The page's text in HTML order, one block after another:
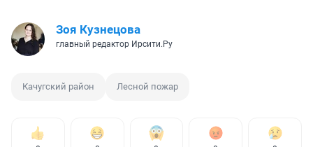
Зоя Кузнецова
главный редактор Ирсити.Ру
Качугский район Лесной пожар